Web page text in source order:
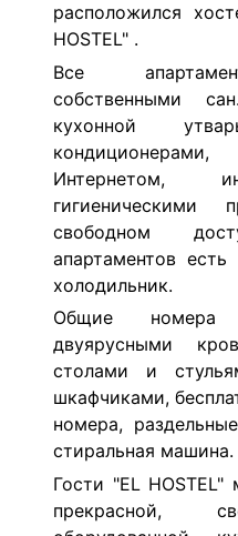
расположился
HOSTEL" .
Все
собственными
кухонной
Интернетом,
гигиеническими
свободном
апартаментов
холодильник.
Общие номера
двуярусными
столами и
шкафчиками,
номера,
стиральная машина.
Гости "EL HOSTEL"
прекрасной,